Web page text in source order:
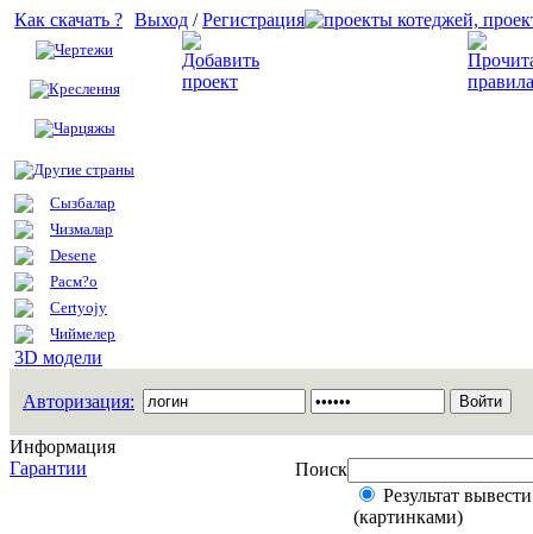
Как скачать ?
Чертежи
Креслення
Чарцяжы
Другие страны
Сызбалар
Чизмалар
Desene
Расм?о
Certyojy
Чиймелер
3D модели
Выход /Регистрация
Авторизация:
Информация
Гарантии
Поиск
Результат
(картинками)